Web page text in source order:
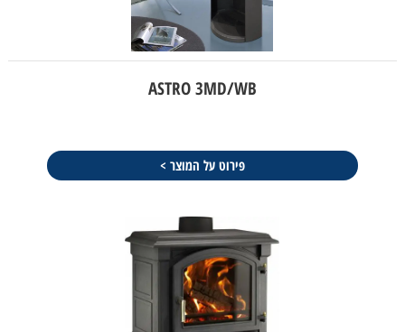
ASTRO 3MD/WB
פירוט על המוצר >